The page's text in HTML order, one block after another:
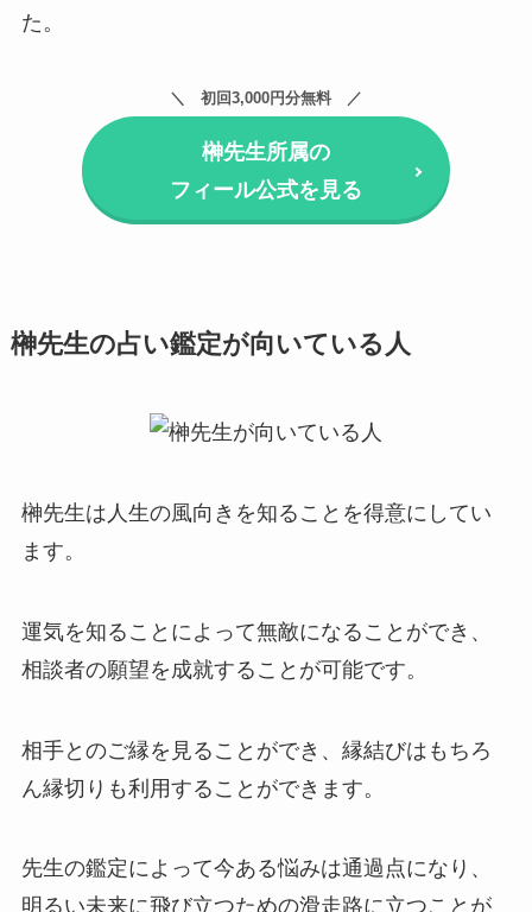
た。
初回3,000円分無料
榊先生所属の
フィール公式を見る
榊先生の占い鑑定が向いている人
榊先生は人生の風向きを知ることを得意にしてい
ます。
運気を知ることによって無敵になることができ、
相談者の願望を成就することが可能です。
相手とのご縁を見ることができ、縁結びはもちろ
ん縁切りも利用することができます。
先生の鑑定によって今ある悩みは通過点になり、
明るい未来に飛び立つための滑走路に立つことが